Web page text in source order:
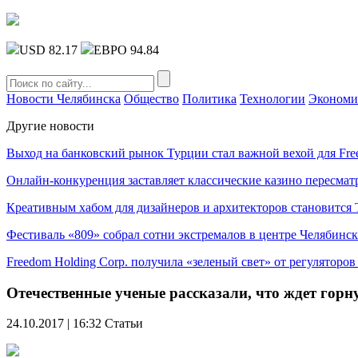
USD 82.17 ЕВРО 94.84
Новости Челябинска Общество Политика Технологии
Другие новости
Выход на банковский рынок Турции стал важной вехой для
Онлайн-конкуренция заставляет классические казино
Креативным хабом для дизайнеров и архитекторов
Фестиваль «809» собрал сотни экстремалов в центре
Freedom Holding Corp. получила «зеленый свет» от
Отечественные ученые рассказали, что ждет
24.10.2017 | 16:32 Статьи